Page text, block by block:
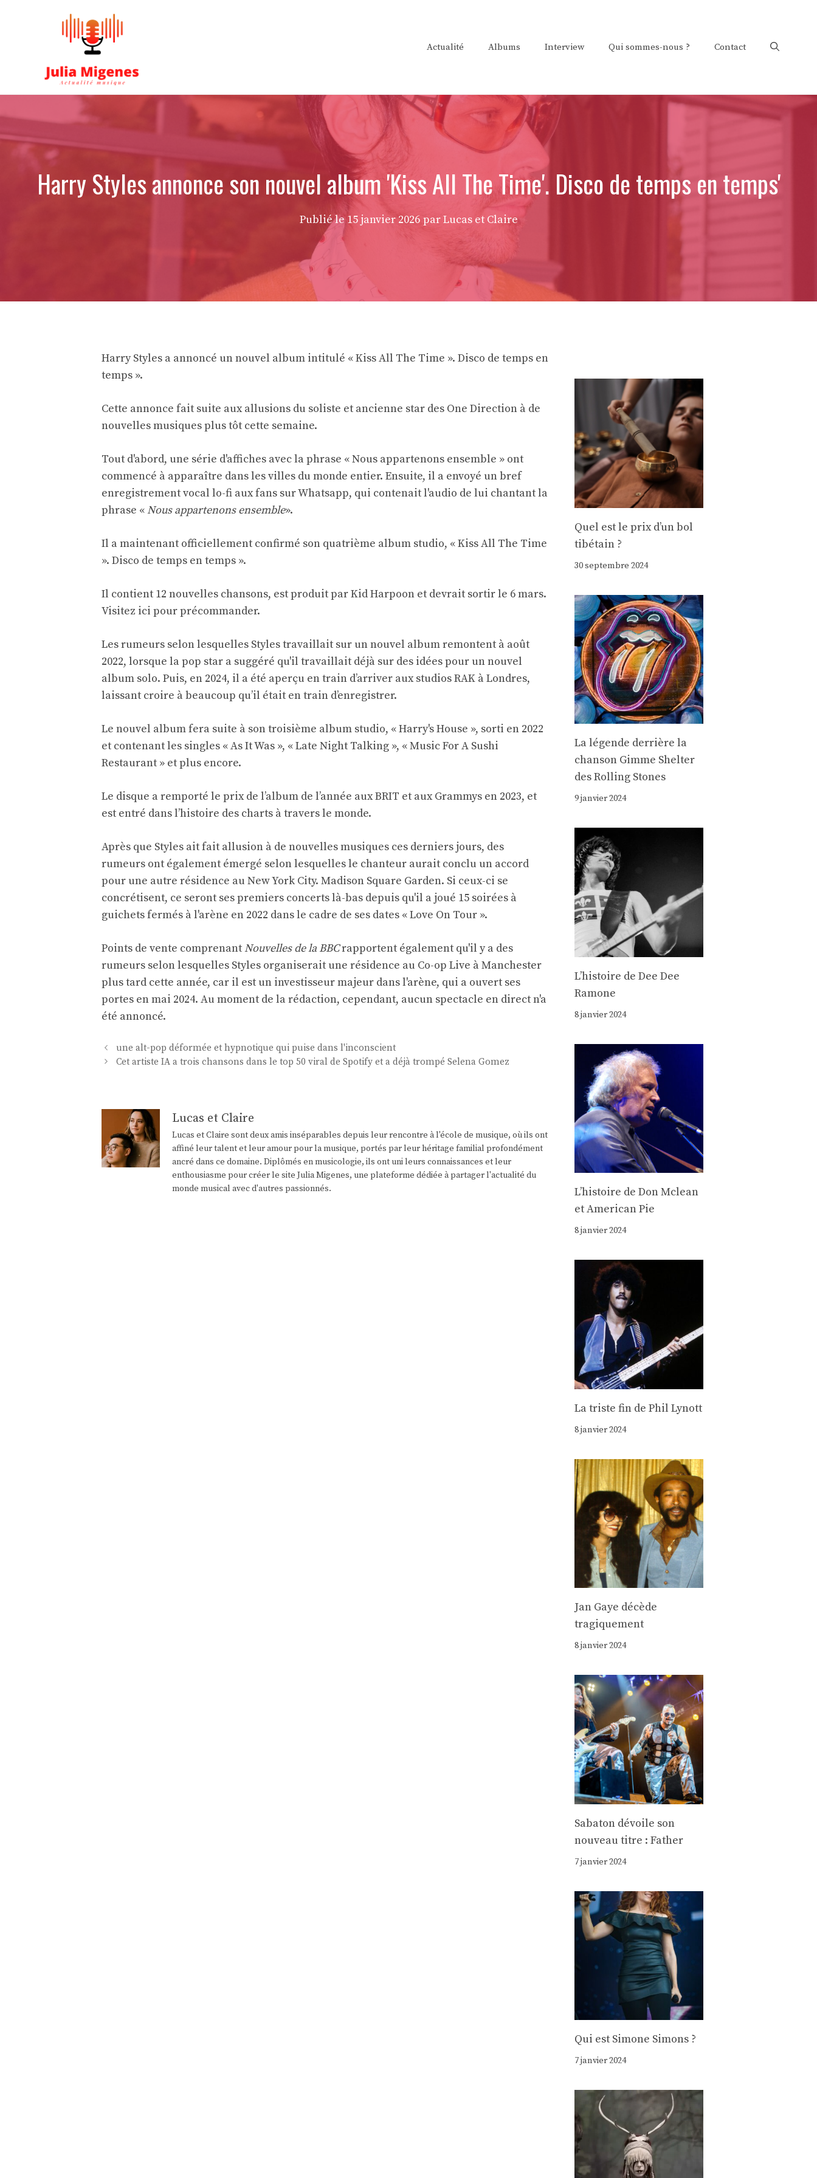
Actualité Albums Interview Qui sommes-nous ? Contact
Harry Styles annonce son nouvel album 'Kiss All The Time'. Disco de temps en temps'
Publié le15 janvier 2026 par Lucas et Claire
Harry Styles a annoncé un nouvel album intitulé « Kiss All The Time ». Disco de temps en
temps ».
Cette annonce fait suite aux allusions du soliste et ancienne star des One Direction à de
nouvelles musiques plus tôt cette semaine.
Tout d'abord, une série d'affiches avec la phrase « Nous appartenons ensemble » ont
commencé à apparaître dans les villes du monde entier. Ensuite, il a envoyé un bref
enregistrement vocal lo-fi aux fans sur Whatsapp, qui contenait l'audio de lui chantant la
phrase «Nous appartenons ensemble».
Il a maintenant officiellement confirmé son quatrième album studio, « Kiss All The Time
». Disco de temps en temps ».
Il contient 12 nouvelles chansons, est produit par Kid Harpoon et devrait sortir le 6 mars.
Visitez ici pour précommander.
Les rumeurs selon lesquelles Styles travaillait sur un nouvel album remontent à août
2022, lorsque la pop star a suggéré qu'il travaillait déjà sur des idées pour un nouvel
album solo. Puis, en 2024, il a été aperçu en train d’arriver aux studios RAK à Londres,
laissant croire à beaucoup qu’il était en train d’enregistrer.
Le nouvel album fera suite à son troisième album studio, « Harry's House », sorti en 2022
et contenant les singles « As It Was », « Late Night Talking », « Music For A Sushi
Restaurant » et plus encore.
Le disque a remporté le prix de l’album de l’année aux BRIT et aux Grammys en 2023, et
est entré dans l’histoire des charts à travers le monde.
Après que Styles ait fait allusion à de nouvelles musiques ces derniers jours, des
rumeurs ont également émergé selon lesquelles le chanteur aurait conclu un accord
pour une autre résidence au New York City. Madison Square Garden. Si ceux-ci se
concrétisent, ce seront ses premiers concerts là-bas depuis qu'il a joué 15 soirées à
guichets fermés à l'arène en 2022 dans le cadre de ses dates « Love On Tour ».
Points de vente comprenantNouvelles de la BBCrapportent également qu'il y a des
rumeurs selon lesquelles Styles organiserait une résidence au Co-op Live à Manchester
plus tard cette année, car il est un investisseur majeur dans l'arène, qui a ouvert ses
portes en mai 2024. Au moment de la rédaction, cependant, aucun spectacle en direct n'a
été annoncé.
Navigation
des
une alt-pop déformée et hypnotique qui puise dans l'inconscient
Cet artiste IA a trois chansons dans le top 50 viral de Spotify et a déjà trompé Selena Gomez
Lucas et Claire
Lucas et Claire sont deux amis inséparables depuis leur rencontre à l'école de musique, où ils ont
affiné leur talent et leur amour pour la musique, portés par leur héritage familial profondément
ancré dans ce domaine. Diplômés en musicologie, ils ont uni leurs connaissances et leur
enthousiasme pour créer le site Julia Migenes, une plateforme dédiée à partager l'actualité du
monde musical avec d'autres passionnés.
Quel est le prix d’un bol
tibétain ?
30 septembre 2024
La légende derrière la
chanson Gimme Shelter
des Rolling Stones
9 janvier 2024
Lʼhistoire de Dee Dee
Ramone
8 janvier 2024
Lʼhistoire de Don Mclean
et American Pie
8 janvier 2024
La triste fin de Phil Lynott
8 janvier 2024
Jan Gaye décède
tragiquement
8 janvier 2024
Sabaton dévoile son
nouveau titre : Father
7 janvier 2024
Qui est Simone Simons ?
7 janvier 2024